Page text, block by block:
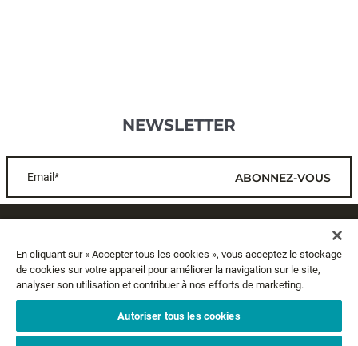
NEWSLETTER
Email* ABONNEZ-VOUS
A PROPOS
MENTIONS LÉGALES
En cliquant sur « Accepter tous les cookies », vous acceptez le stockage
de cookies sur votre appareil pour améliorer la navigation sur le site,
analyser son utilisation et contribuer à nos efforts de marketing.
Autoriser tous les cookies